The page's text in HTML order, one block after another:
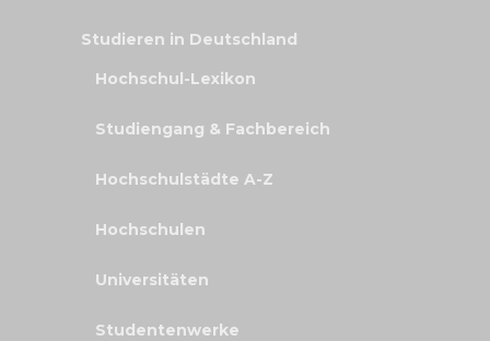
Studieren in Deutschland
Hochschul-Lexikon
Studiengang & Fachbereich
Hochschulstädte A-Z
Hochschulen
Universitäten
Studentenwerke